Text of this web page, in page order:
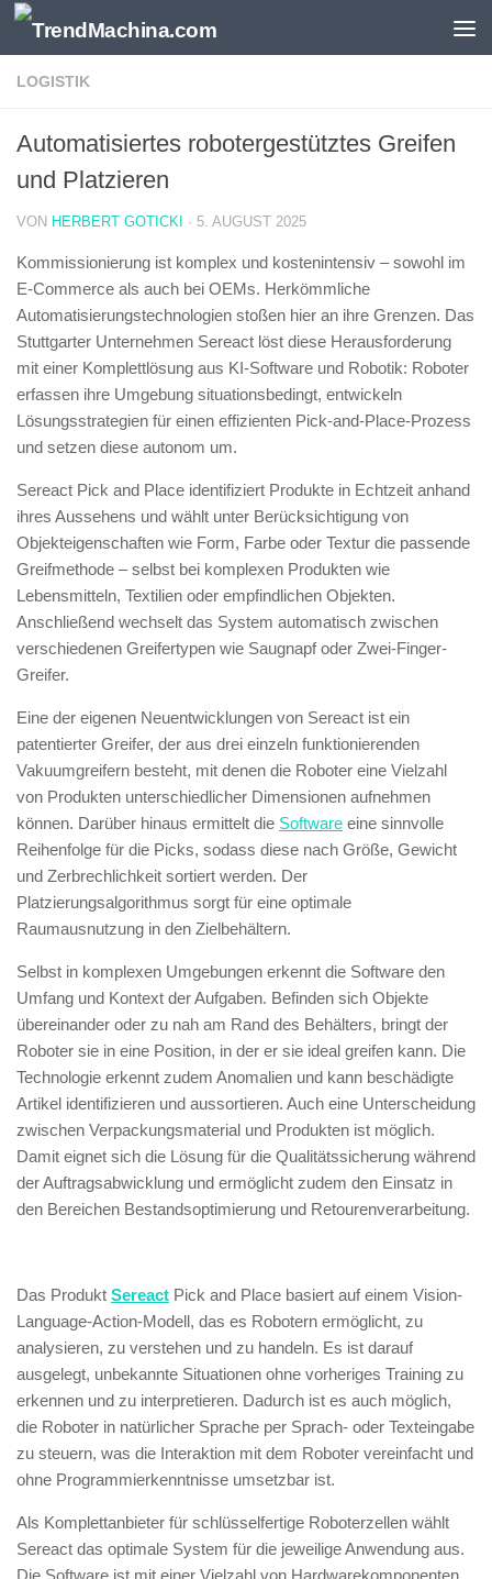
Zum Inhalt springen
LOGISTIK
Automatisiertes robotergestütztes Greifen
und Platzieren
VON HERBERT GOTICKI · 5. AUGUST 2025
Kommissionierung ist komplex und kostenintensiv – sowohl im
E-Commerce als auch bei OEMs. Herkömmliche
Automatisierungstechnologien stoßen hier an ihre Grenzen. Das
Stuttgarter Unternehmen Sereact löst diese Herausforderung
mit einer Komplettlösung aus KI-Software und Robotik: Roboter
erfassen ihre Umgebung situationsbedingt, entwickeln
Lösungsstrategien für einen effizienten Pick-and-Place-Prozess
und setzen diese autonom um.
Sereact Pick and Place identifiziert Produkte in Echtzeit anhand
ihres Aussehens und wählt unter Berücksichtigung von
Objekteigenschaften wie Form, Farbe oder Textur die passende
Greifmethode – selbst bei komplexen Produkten wie
Lebensmitteln, Textilien oder empfindlichen Objekten.
Anschließend wechselt das System automatisch zwischen
verschiedenen Greifertypen wie Saugnapf oder Zwei-Finger-
Greifer.
Eine der eigenen Neuentwicklungen von Sereact ist ein
patentierter Greifer, der aus drei einzeln funktionierenden
Vakuumgreifern besteht, mit denen die Roboter eine Vielzahl
von Produkten unterschiedlicher Dimensionen aufnehmen
können. Darüber hinaus ermittelt die Software eine sinnvolle
Reihenfolge für die Picks, sodass diese nach Größe, Gewicht
und Zerbrechlichkeit sortiert werden. Der
Platzierungsalgorithmus sorgt für eine optimale
Raumausnutzung in den Zielbehältern.
Selbst in komplexen Umgebungen erkennt die Software den
Umfang und Kontext der Aufgaben. Befinden sich Objekte
übereinander oder zu nah am Rand des Behälters, bringt der
Roboter sie in eine Position, in der er sie ideal greifen kann. Die
Technologie erkennt zudem Anomalien und kann beschädigte
Artikel identifizieren und aussortieren. Auch eine Unterscheidung
zwischen Verpackungsmaterial und Produkten ist möglich.
Damit eignet sich die Lösung für die Qualitätssicherung während
der Auftragsabwicklung und ermöglicht zudem den Einsatz in
den Bereichen Bestandsoptimierung und Retourenverarbeitung.
Das Produkt Sereact Pick and Place basiert auf einem Vision-
Language-Action-Modell, das es Robotern ermöglicht, zu
analysieren, zu verstehen und zu handeln. Es ist darauf
ausgelegt, unbekannte Situationen ohne vorheriges Training zu
erkennen und zu interpretieren. Dadurch ist es auch möglich,
die Roboter in natürlicher Sprache per Sprach- oder Texteingabe
zu steuern, was die Interaktion mit dem Roboter vereinfacht und
ohne Programmierkenntnisse umsetzbar ist.
Als Komplettanbieter für schlüsselfertige Roboterzellen wählt
Sereact das optimale System für die jeweilige Anwendung aus.
Die Software ist mit einer Vielzahl von Hardwarekomponenten